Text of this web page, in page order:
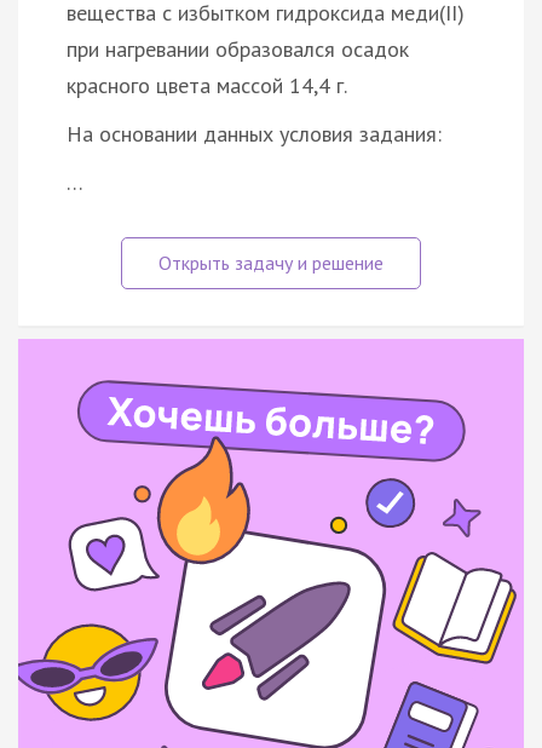
вещества с избытком гидроксида меди(II)
при нагревании образовался осадок
красного цвета массой 14,4 г.
На основании данных условия задания:
…